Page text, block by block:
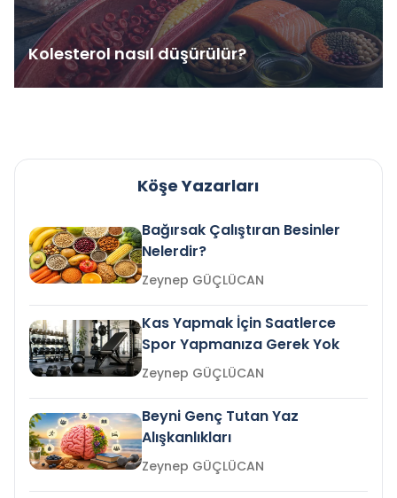
Kolesterol nasıl düşürülür?
Köşe Yazarları
Bağırsak Çalıştıran Besinler
Nelerdir?
Zeynep GÜÇLÜCAN
Kas Yapmak İçin Saatlerce
Spor Yapmanıza Gerek Yok
Zeynep GÜÇLÜCAN
Beyni Genç Tutan Yaz
Alışkanlıkları
Zeynep GÜÇLÜCAN